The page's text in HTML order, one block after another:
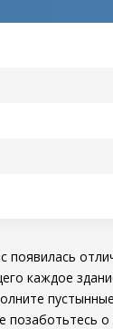
появилась
каждое
позаботьтесь